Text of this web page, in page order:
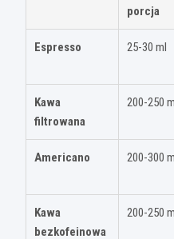
porcja
Espresso 25-30 ml
Kawa
filtrowana
200-250
Americano 200-300
Kawa
bezkofeinowa
200-250